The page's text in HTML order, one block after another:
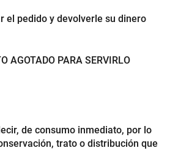
el pedido y devolverle su dinero
AGOTADO PARA SERVIRLO
de consumo inmediato, por lo
trato o distribución que